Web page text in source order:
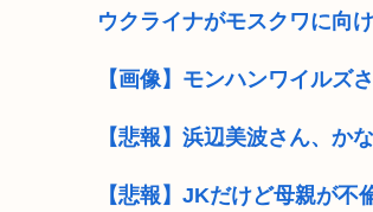
ウクライナがモスクワに向
【画像】モンハンワイルズ
【悲報】浜辺美波さん、か
【悲報】JKだけど母親が